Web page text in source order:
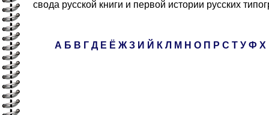
свода русской книги и первой истории русских
А Б В Г Д Е Ё Ж З И Й К Л М Н О П Р С Т У Ф Х